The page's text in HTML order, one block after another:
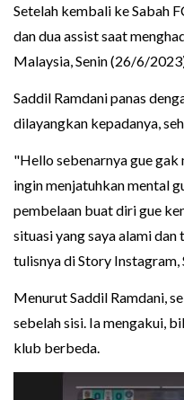
Setelah kembali ke Sabah
dan dua assist saat
Malaysia, Senin (26/6/
Saddil Ramdani panas
dilayangkan kepadanya,
"Hello sebenarnya gue gak
ingin menjatuhkan mental
pembelaan buat diri gue
situasi yang saya alami
tulisnya di Story Instagram,
Menurut Saddil Ramdani,
sebelah sisi. Ia mengakui,
klub berbeda.